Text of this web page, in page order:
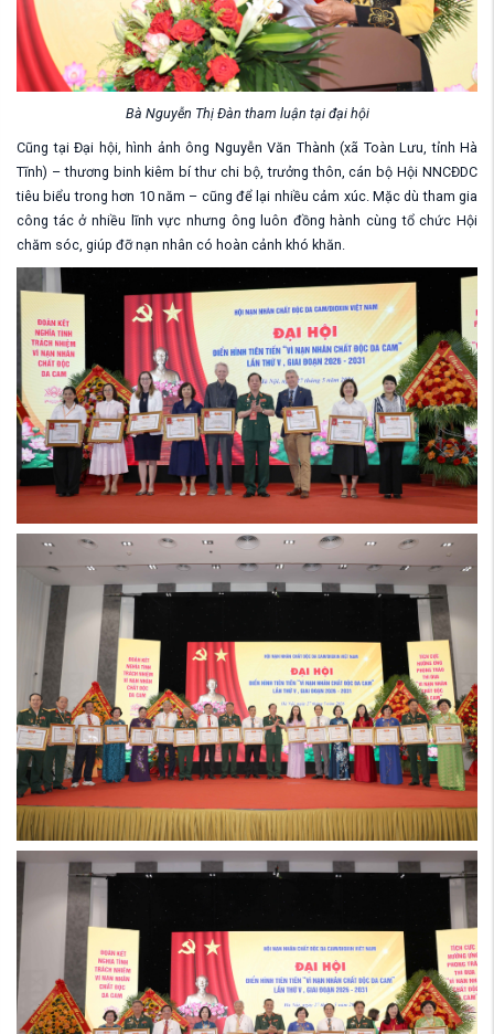
Bà Nguyễn Thị Đàn tham luận tại đại hội
Cũng tại Đại hội, hình ảnh ông Nguyễn Văn Thành (xã Toàn Lưu, tỉnh Hà
Tĩnh) – thương binh kiêm bí thư chi bộ, trưởng thôn, cán bộ Hội NNCĐDC
tiêu biểu trong hơn 10 năm – cũng để lại nhiều cảm xúc. Mặc dù tham gia
công tác ở nhiều lĩnh vực nhưng ông luôn đồng hành cùng tổ chức Hội
chăm sóc, giúp đỡ nạn nhân có hoàn cảnh khó khăn.